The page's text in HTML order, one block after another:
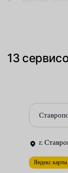
течь
иные поломки.
обращайтесь к
низкое качество
на все коробки
масла. Таким
13
г.
Яндекс карты